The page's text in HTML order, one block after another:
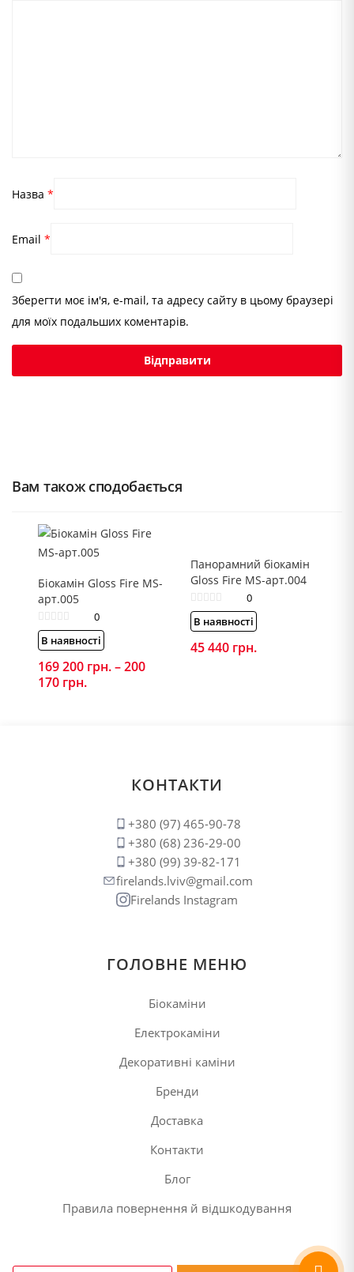
Назва *
Email *
Зберегти моє ім'я, e-mail, та адресу сайту в цьому браузері
для моїх подальших коментарів.
Вам також сподобається
Біокамін Gloss Fire MS-
арт.005
0
В наявності
169 200 грн.–200
170 грн.
170 грн.
Панорамний біокамін
Gloss Fire MS-арт.004
0
В наявності
45 440 грн.
КОНТАКТИ
+380 (97) 465-90-78
+380 (68) 236-29-00
+380 (99) 39-82-171
firelands.lviv@gmail.com
Firelands Instagram
ГОЛОВНЕ МЕНЮ
Біокаміни
Електрокаміни
Декоративні каміни
Бренди
Доставка
Контакти
Блог
Правила повернення й відшкодування